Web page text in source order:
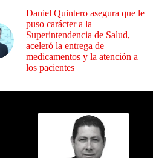
Daniel Quintero asegura que le
puso carácter a la
Superintendencia de Salud,
aceleró la entrega de
medicamentos y la atención a
los pacientes